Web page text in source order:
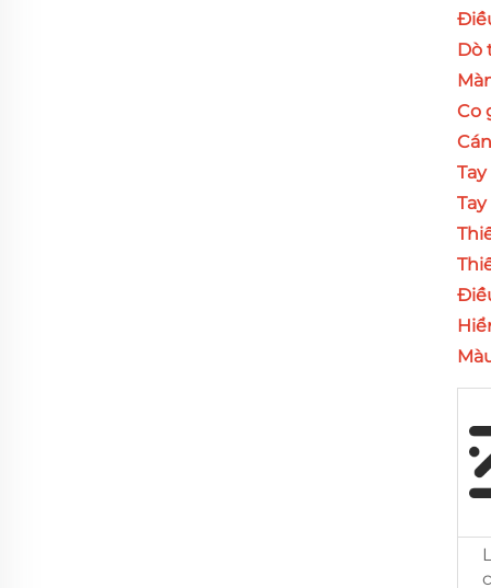
Dò
Co